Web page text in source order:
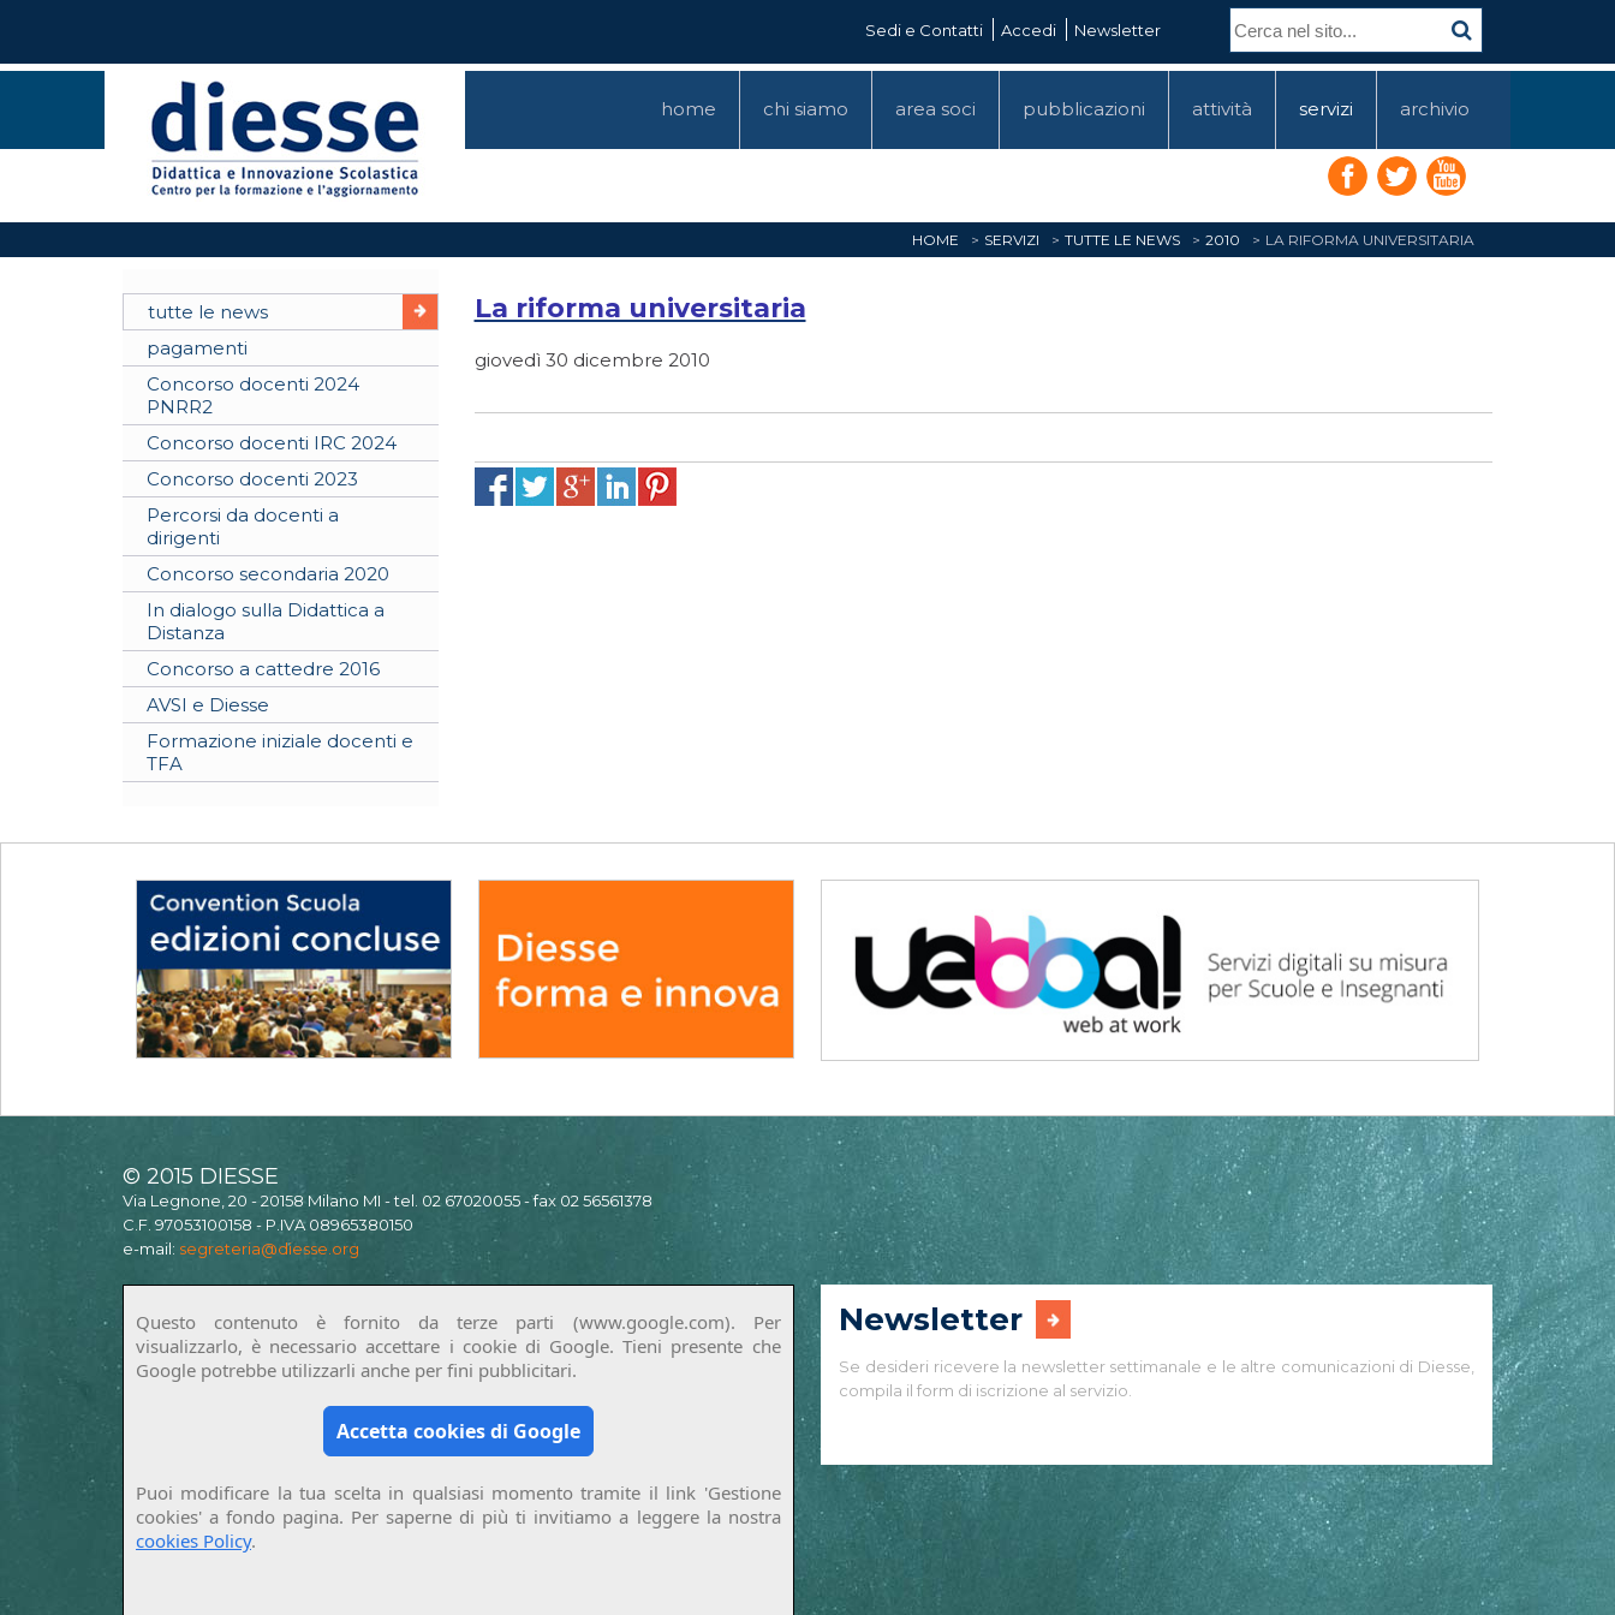
Sedi e Contatti Accedi Newsletter
home chi siamo area soci pubblicazioni attività servizi archivio
HOME SERVIZI TUTTE LE NEWS 2010 LA RIFORMA UNIVERSITARIA
tutte le news
pagamenti
Concorso docenti 2024
PNRR2
Concorso docenti IRC 2024
Concorso docenti 2023
Percorsi da docenti a
dirigenti
Concorso secondaria 2020
In dialogo sulla Didattica a
Distanza
Concorso a cattedre 2016
AVSI e Diesse
Formazione iniziale docenti e
TFA
La riforma universitaria
giovedì 30 dicembre 2010
© 2015 DIESSE
Via Legnone, 20 - 20158 Milano MI - tel. 02 67020055 - fax 02 56561378
C.F. 97053100158 - P.IVA 08965380150
e-mail: segreteria@diesse.org
Questo contenuto è fornito da terze parti (www.google.com). Per
visualizzarlo, è necessario accettare i cookie di Google. Tieni presente che
Google potrebbe utilizzarli anche per fini pubblicitari.
Accetta cookies di Google
Puoi modificare la tua scelta in qualsiasi momento tramite il link 'Gestione
cookies' a fondo pagina. Per saperne di più ti invitiamo a leggere la nostra
cookies Policy.
Newsletter
Se desideri ricevere la newsletter settimanale e le altre comunicazioni di Diesse,
compila il form di iscrizione al servizio.